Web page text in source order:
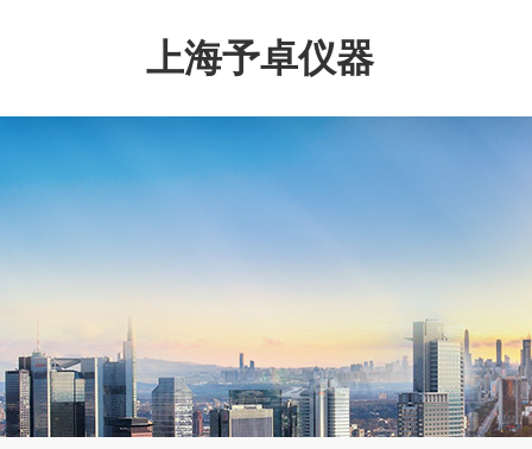
上海予卓仪器